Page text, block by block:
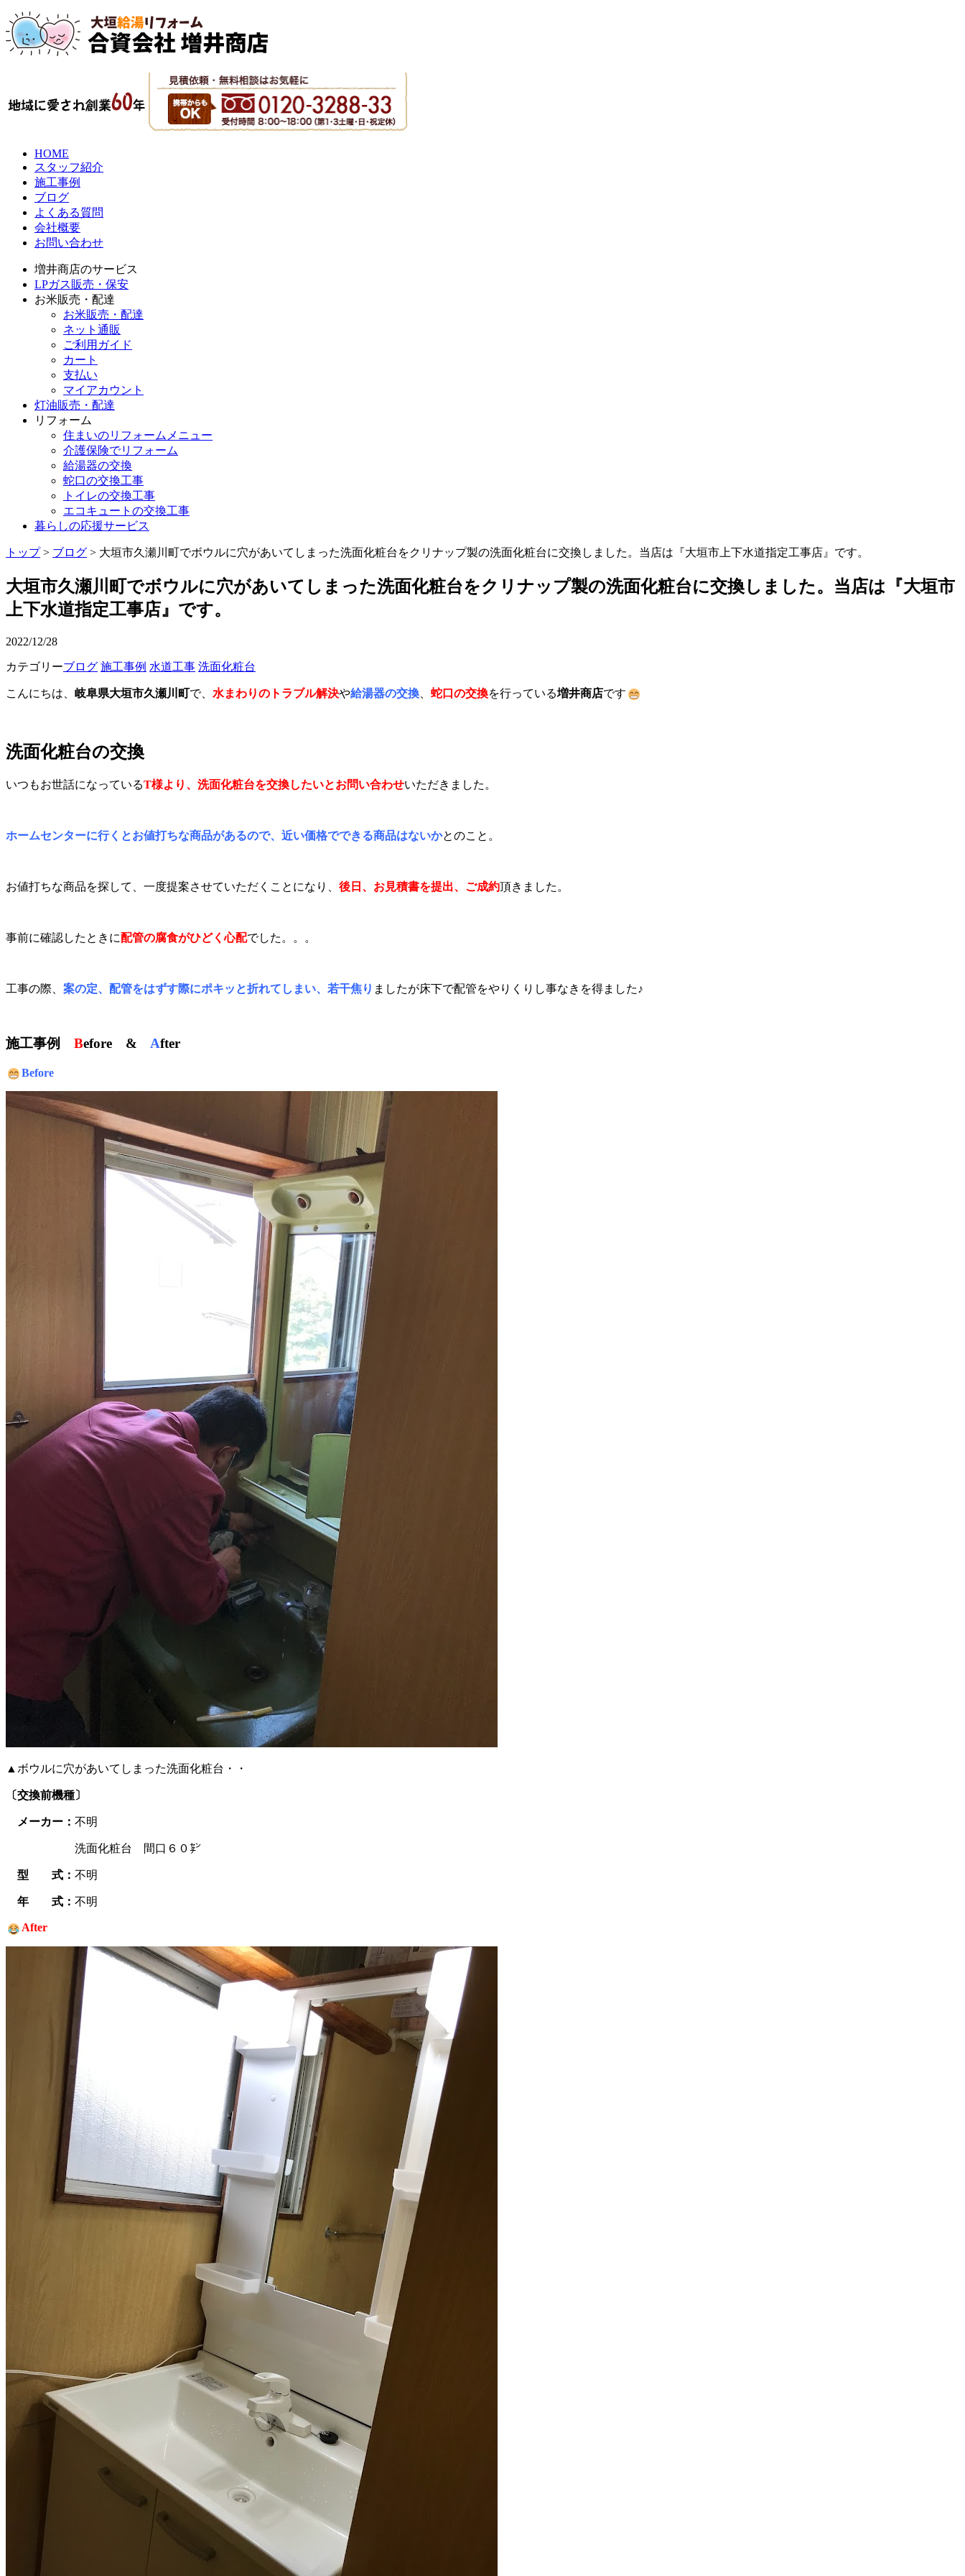
HOME
スタッフ紹介
施工事例
ブログ
よくある質問
会社概要
お問い合わせ
増井商店のサービス
LPガス販売・保安
お米販売・配達
お米販売・配達
ネット通販
ご利用ガイド
カート
支払い
マイアカウント
灯油販売・配達
リフォーム
住まいのリフォームメニュー
介護保険でリフォーム
給湯器の交換
蛇口の交換工事
トイレの交換工事
エコキュートの交換工事
暮らしの応援サービス
トップ> ブログ > 大垣市久瀬川町でボウルに穴があいてしまった洗面化粧台をクリナップ製の洗面化粧台に交換しました。当店は『大垣市上下水道指定工事店』です。
大垣市久瀬川町でボウルに穴があいてしまった洗面化粧台をクリナップ製の洗面化粧台に交換しました。当店は『大垣市
上下水道指定工事店』です。
2022/12/28
カテゴリーブログ 施工事例 水道工事 洗面化粧台
こんにちは、 岐阜県大垣市久瀬川町で、 水まわりのトラブル解決や給湯器の交換 蛇口の交換を行っている増井商店です
洗面化粧台の交換
いつもお世話になっているT様より、洗面化粧台を交換したいとお問い合わせいただきました。
ホームセンターに行くとお値打ちな商品があるので、近い価格でできる商品はないかとのこと。
お値打ちな商品を探して、一度提案させていただくことになり、 後日、お見積書を提出、ご成約頂きました。
事前に確認したときに配管の腐食がひどく心配でした。。。
工事の際、 案の定、配管をはずす際にポキッと折れてしまい、若干焦り ましたが床下で配管をやりくりし事なきを得ました♪
施工事例 Before & After
Before
▲ボウルに穴があいてしまった洗面化粧台・・
〔交換前機種〕
メーカー： 不明
洗面化粧台 間口６０㌢
型 式： 不明
年 式： 不明
After